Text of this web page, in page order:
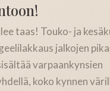
taas! Touko- ja
jalkojen
varpaankynsien
koko kynnen